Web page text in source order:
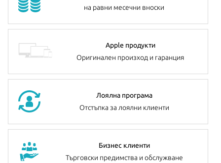
на равни месечни вноски
Apple продукти
Оригинален произход и гаранция
Лоялна програма
Отстъпка за лоялни клиенти
Бизнес клиенти
Търговски предимства и обслужване